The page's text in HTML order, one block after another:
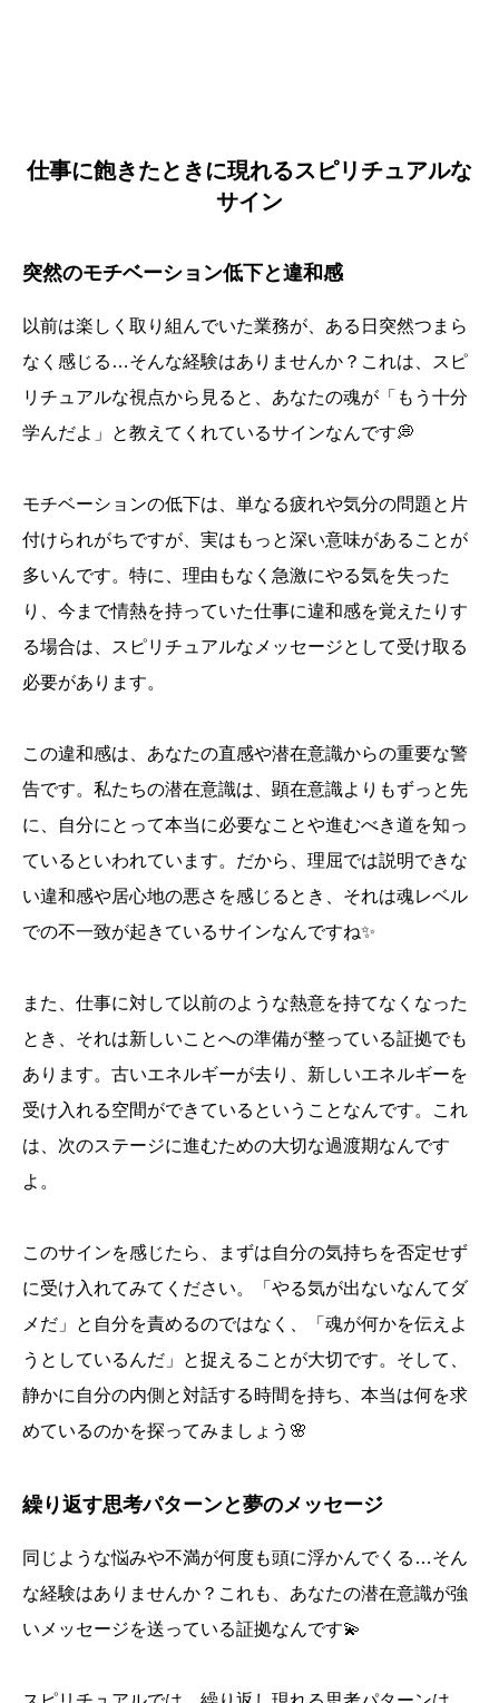
仕事に飽きたときに現れるスピリチュアルな
サイン
突然のモチベーション低下と違和感
以前は楽しく取り組んでいた業務が、ある日突然つまら
なく感じる…そんな経験はありませんか？これは、スピ
リチュアルな視点から見ると、あなたの魂が「もう十分
学んだよ」と教えてくれているサインなんです💭
モチベーションの低下は、単なる疲れや気分の問題と片
付けられがちですが、実はもっと深い意味があることが
多いんです。特に、理由もなく急激にやる気を失った
り、今まで情熱を持っていた仕事に違和感を覚えたりす
る場合は、スピリチュアルなメッセージとして受け取る
必要があります。
この違和感は、あなたの直感や潜在意識からの重要な警
告です。私たちの潜在意識は、顕在意識よりもずっと先
に、自分にとって本当に必要なことや進むべき道を知っ
ているといわれています。だから、理屈では説明できな
い違和感や居心地の悪さを感じるとき、それは魂レベル
での不一致が起きているサインなんですね✨
また、仕事に対して以前のような熱意を持てなくなった
とき、それは新しいことへの準備が整っている証拠でも
あります。古いエネルギーが去り、新しいエネルギーを
受け入れる空間ができているということなんです。これ
は、次のステージに進むための大切な過渡期なんです
よ。
このサインを感じたら、まずは自分の気持ちを否定せず
に受け入れてみてください。「やる気が出ないなんてダ
メだ」と自分を責めるのではなく、「魂が何かを伝えよ
うとしているんだ」と捉えることが大切です。そして、
静かに自分の内側と対話する時間を持ち、本当は何を求
めているのかを探ってみましょう🌸
繰り返す思考パターンと夢のメッセージ
同じような悩みや不満が何度も頭に浮かんでくる…そん
な経験はありませんか？これも、あなたの潜在意識が強
いメッセージを送っている証拠なんです💫